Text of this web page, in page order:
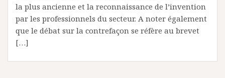
la plus ancienne et la reconnaissance de l’invention
par les professionnels du secteur. A noter également
que le débat sur la contrefaçon se réfère au brevet
[…]